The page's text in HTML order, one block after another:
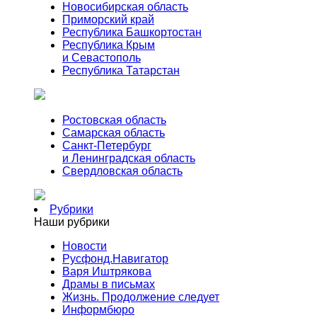
Новосибирская область
Приморский край
Республика Башкортостан
Республика Крым
и Севастополь
Республика Татарстан
Ростовская область
Самарская область
Санкт-Петербург
и Ленинградская область
Свердловская область
Рубрики
Наши рубрики
Новости
Русфонд.Навигатор
Варя Иштрякова
Драмы в письмах
Жизнь. Продолжение следует
Информбюро